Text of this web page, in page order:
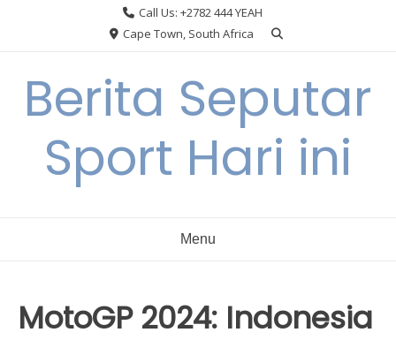
Call Us: +2782 444 YEAH
Cape Town, South Africa
Berita Seputar
Sport Hari ini
Menu
MotoGP 2024: Indonesia